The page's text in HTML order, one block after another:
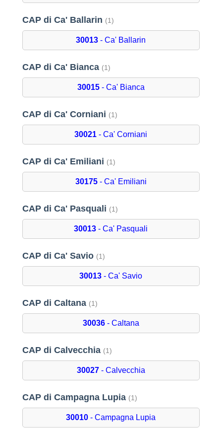
CAP di Ca' Ballarin (1)
30013 - Ca' Ballarin
CAP di Ca' Bianca (1)
30015- Ca' Bianca
CAP di Ca' Corniani (1)
30021 - Ca' Corniani
CAP di Ca' Emiliani (1)
30175- Ca' Emiliani
CAP di Ca' Pasquali (1)
30013 - Ca' Pasquali
CAP di Ca' Savio (1)
30013 - Ca' Savio
CAP di Caltana (1)
30036- Caltana
CAP di Calvecchia (1)
30027- Calvecchia
CAP di Campagna Lupia (1)
30010 - Campagna Lupia